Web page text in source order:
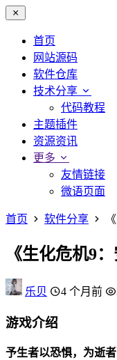
首页
网站源码
软件仓库
技术分享
代码教程
主题插件
资源资讯
更多
友情链接
微语页面
首页 软件分享
《生化危机9
乐贝 4 个月前
游戏介绍
予生者以恐惧，为逝者